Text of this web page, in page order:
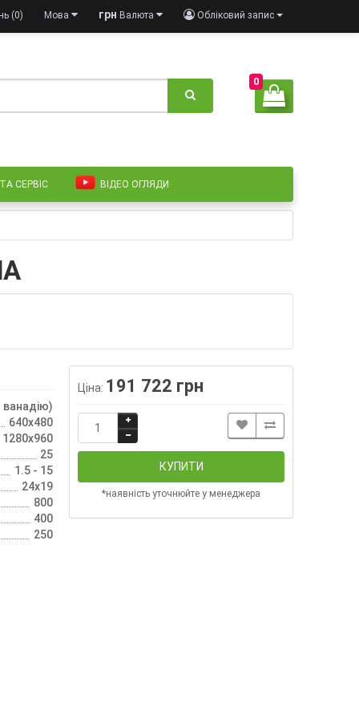
Обліковий запис
грн Валюта
Мова
(0)
0
СЕРВІС ВІДЕО ОГЛЯДИ
ванадію)
640х480
1280x960
25
1.5 - 15
24x19
800
400
250
Ціна: 191 722 грн
КУПИТИ
*наявність уточнюйте у менеджера